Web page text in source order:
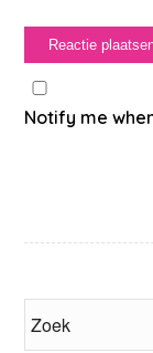
Notify me